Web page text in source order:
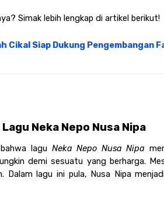
Simak lebih lengkap di artikel berikut!
Cikal Siap Dukung Pengembangan
Neka Nepo Nusa Nipa
lagu Neka Nepo Nusa Nipa
demi sesuatu yang berharga.
Dalam lagu ini pula, Nusa Nipa